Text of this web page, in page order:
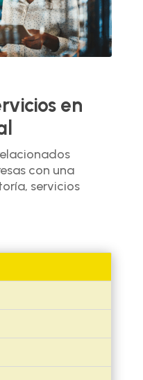
en
con una
servicios